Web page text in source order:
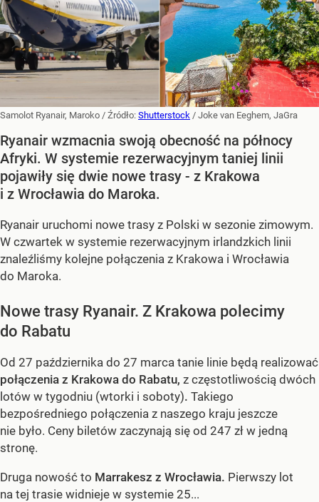
Samolot Ryanair, Maroko / Źródło: Shutterstock / Joke van Eeghem, JaGra
Ryanair wzmacnia swoją obecność na północy
Afryki. W systemie rezerwacyjnym taniej linii
pojawiły się dwie nowe trasy - z Krakowa
i z Wrocławia do Maroka.
Ryanair uruchomi nowe trasy z Polski w sezonie zimowym.
W czwartek w systemie rezerwacyjnym irlandzkich linii
znaleźliśmy kolejne połączenia z Krakowa i Wrocławia
do Maroka.
Nowe trasy Ryanair. Z Krakowa polecimy
do Rabatu
Od 27 października do 27 marca tanie linie będą realizować
połączenia z Krakowa do Rabatu, z częstotliwością dwóch
lotów w tygodniu (wtorki i soboty). Takiego
bezpośredniego połączenia z naszego kraju jeszcze
nie było. Ceny biletów zaczynają się od 247 zł w jedną
stronę.
Druga nowość to Marrakesz z Wrocławia. Pierwszy lot
na tej trasie widnieje w systemie 25...